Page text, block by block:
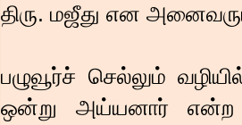
திரு. மஜீது என அனைவரும்
பழுவூர்ச் செல்லும்
ஒன்று அய்யனார் என்ற